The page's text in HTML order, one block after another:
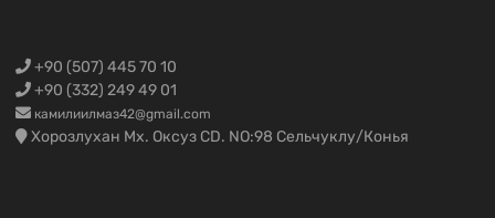
+90 (507) 445 70 10
+90 (332) 249 49 01
камилиилмаз42@gmail.com
Хорозлухан Мх. Оксуз CD. NO:98 Сельчуклу/Конья